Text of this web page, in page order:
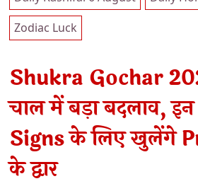
Zodiac Luck
Shukra Gochar
चाल में बड़ा बदलाव,
Signs के लिए खुलेंगे
के द्वार